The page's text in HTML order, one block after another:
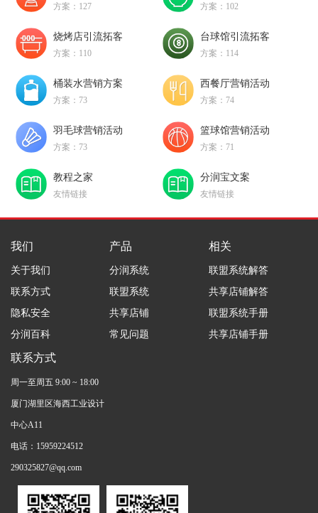
方案：127 方案：102
烧烤店引流拓客
方案：110
台球馆引流拓客
方案：114
桶装水营销方案
方案：73
西餐厅营销活动
方案：74
羽毛球营销活动
方案：73
篮球馆营销活动
方案：71
教程之家
友情链接
分润宝文案
友情链接
我们
关于我们
联系方式
隐私安全
分润百科
产品
分润系统
联盟系统
共享店铺
常见问题
相关
联盟系统解答
共享店铺解答
联盟系统手册
共享店铺手册
联系方式
周一至周五 9:00 ~ 18:00
厦门湖里区海西工业设计
中心A11
电话：15959224512
290325827@qq.com